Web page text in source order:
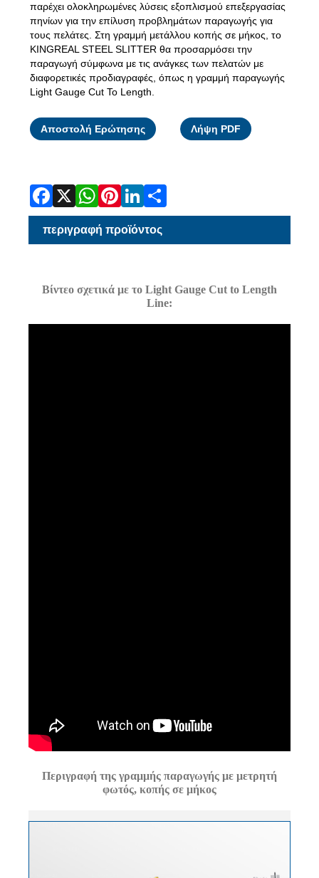
παρέχει ολοκληρωμένες λύσεις εξοπλισμού επεξεργασίας
πηνίων για την επίλυση προβλημάτων παραγωγής για
τους πελάτες. Στη γραμμή μετάλλου κοπής σε μήκος, το
KINGREAL STEEL SLITTER θα προσαρμόσει την
παραγωγή σύμφωνα με τις ανάγκες των πελατών με
διαφορετικές προδιαγραφές, όπως η γραμμή παραγωγής
Light Gauge Cut To Length.
Αποστολή Ερώτησης Λήψη PDF
περιγραφή προϊόντος
Βίντεο σχετικά με το Light Gauge Cut to Length
Line:
Περιγραφή της γραμμής παραγωγής με μετρητή
φωτός, κοπής σε μήκος